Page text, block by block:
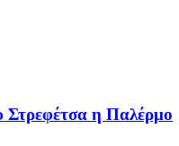
Στρεφέτσα η Παλέρμο